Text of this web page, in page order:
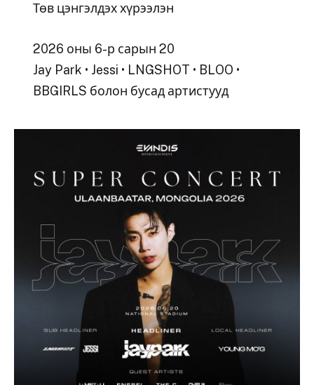
Төв цэнгэлдэх хүрээлэн
2026 оны 6-р сарын 20
Jay Park • Jessi • LNGSHOT • BLOO •
BBGIRLS болон бусад артистууд